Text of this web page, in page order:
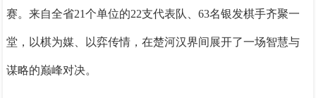
赛。来自全省21个单位的22支代表队、63名银发棋手齐聚一
堂，以棋为媒、以弈传情，在楚河汉界间展开了一场智慧与
谋略的巅峰对决。